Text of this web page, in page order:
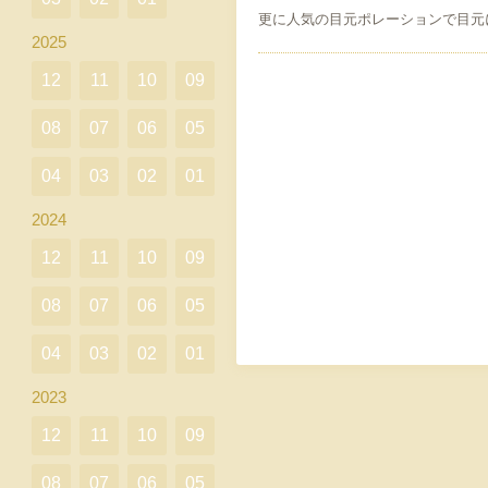
更に人気の目元ポレーションで目元
2025
12 11 10 09
08 07 06 05
04 03 02 01
2024
12 11 10 09
08 07 06 05
04 03 02 01
2023
12 11 10 09
08 07 06 05